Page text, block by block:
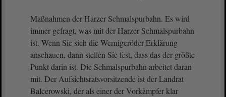
Maßnahmen der Harzer Schmalspurbahn. Es wird
immer gefragt, was mit der Harzer Schmalspurbahn
ist. Wenn Sie sich die Wernigeröder Erklärung
anschauen, dann stellen Sie fest, dass das der größte
Punkt darin ist. Die Schmalspurbahn arbeitet daran
mit. Der Aufsichtsratsvorsitzende ist der Landrat
Balcerowski, der als einer der Vorkämpfer klar